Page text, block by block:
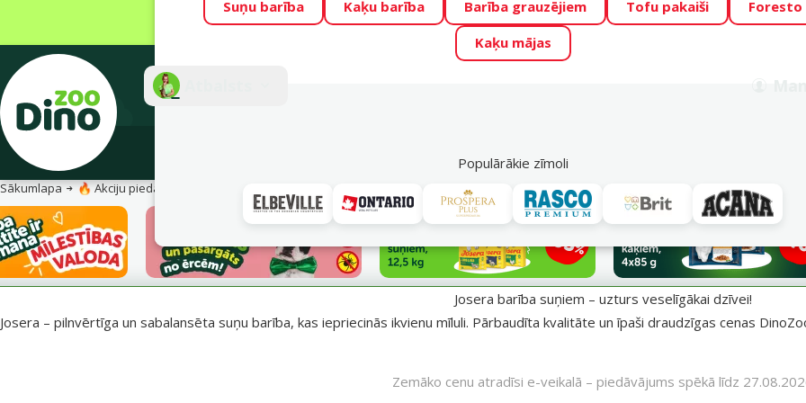
Visu mēnesi Dino Zoo piedāvā lieliskas cenas mīluļu TOP barībām! 🍖 →
Fotokonkurss “GADA ŪSAIŅI”! Varbūt tieši Tavs mīlulis būs 2027. gada
Suņu barība Kaķu barība Barība grauzējiem Tofu pakaiši
Foresto
Kaķu mājas
Populārākie zīmoli
Akciju piedāvājumi
Sākumlapa 🔥 Akciju piedāvājumi Josera barība suņiem – uzturs veselīgākai dzīvei!
Josera barība suņiem – uzturs veselīgākai dzīvei!
Josera – pilnvērtīga un sabalansēta suņu barība, kas iepriecinās ikvienu mīluli. Pārbaudīta kvalitāte un īpaši draudzīgas cenas
Zemāko cenu atradīsi e-veikalā – piedāvājums spēkā līdz